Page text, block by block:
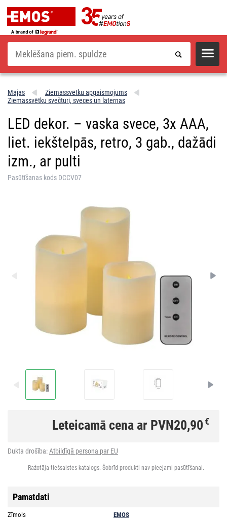
Meklēšana
Mājas
Ziemassvētku apgaismojums
Ziemassvētku svečturi, sveces un laternas
LED dekor. – vaska svece, 3x AAA,
liet. iekštelpās, retro, 3 gab., dažādi
izm., ar pulti
Pasūtīšanas kods DCCV07
Leteicamā cena ar PVN20,90€
Dukta drošība:Atbildīgā persona par EU
Ražotāja tiešsaistes katalogs. Šobrīd produkti nav pieejami pasūtīšanai.
Pamatdati
Zīmols
EMOS